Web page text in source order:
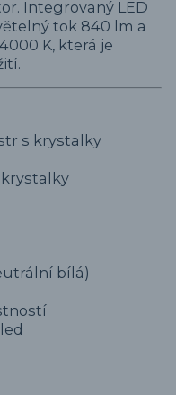
Integrovaný LED
tok 840 lm a
K, která je
s krystalky
krystalky
bílá)